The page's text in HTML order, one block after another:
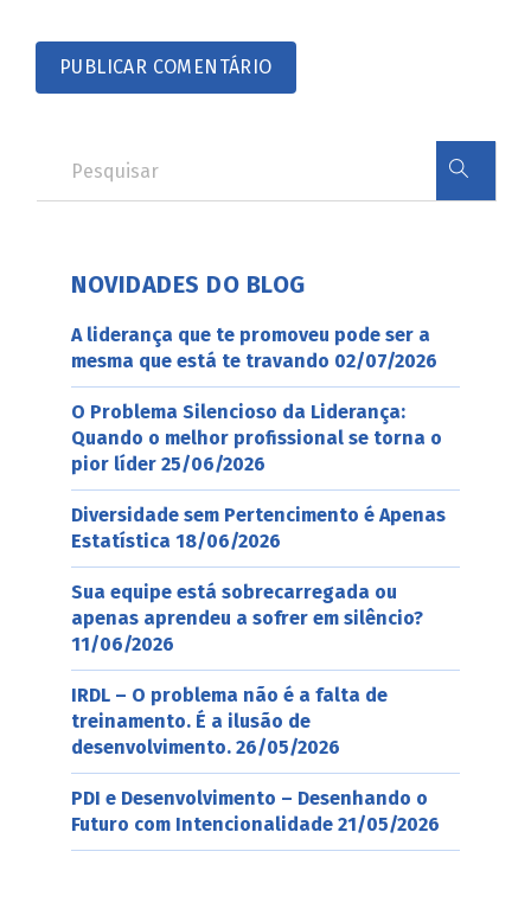
NOVIDADES DO BLOG
A liderança que te promoveu pode ser a
mesma que está te travando 02/07/2026
O Problema Silencioso da Liderança:
Quando o melhor profissional se torna o
pior líder 25/06/2026
Diversidade sem Pertencimento é Apenas
Estatística 18/06/2026
Sua equipe está sobrecarregada ou
apenas aprendeu a sofrer em silêncio?
11/06/2026
IRDL – O problema não é a falta de
treinamento. É a ilusão de
desenvolvimento. 26/05/2026
PDI e Desenvolvimento – Desenhando o
Futuro com Intencionalidade 21/05/2026